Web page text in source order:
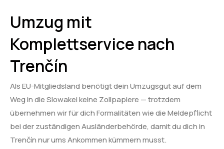
Umzug mit
Komplettservice nach
Trenčín
Als EU-Mitgliedsland benötigt dein Umzugsgut auf dem
Weg in die Slowakei keine Zollpapiere — trotzdem
übernehmen wir für dich Formalitäten wie die Meldepflicht
bei der zuständigen Ausländerbehörde, damit du dich in
Trenčín nur ums Ankommen kümmern musst.